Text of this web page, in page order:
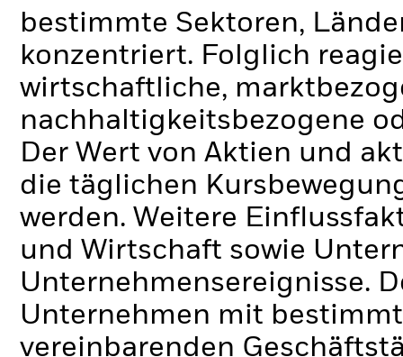
bestimmte Sektoren,
konzentriert. Folglich
wirtschaftliche,
nachhaltigkeitsbezogene
Der Wert von Aktien und
die täglichen
werden. Weitere
und Wirtschaft sowie
Unternehmensereignisse.
Unternehmen mit
vereinbarenden